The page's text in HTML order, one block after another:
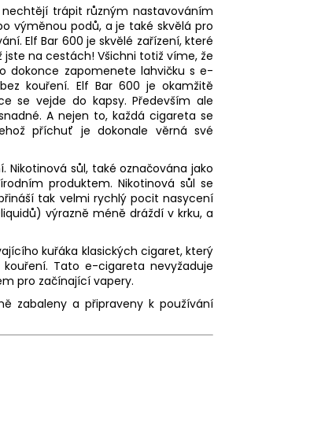
trápit různým nastavováním
výměnou podů, a je také skvělá pro
Elf Bar 600 je skvělé zařízení, které
na cestách! Všichni totiž víme, že
dokonce zapomenete lahvičku s e-
kouření. Elf Bar 600 je okamžitě
se vejde do kapsy. Především ale
A nejen to, každá cigareta se
příchuť je dokonale věrná své
sůl, také označována jako
produktem. Nikotinová sůl se
tak velmi rychlý pocit nasycení
výrazně méně dráždí v krku, a
kuřáka klasických cigaret, který
Tato e-cigareta nevyžaduje
pro začínající vapery.
zabaleny a připraveny k používání